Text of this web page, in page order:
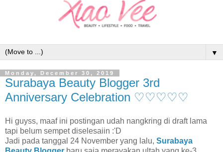
▼
Monday, December 30, 2019
Surabaya Beauty Blogger 3rd
Anniversary Celebration ♡♡♡♡♡
Hi guyss, maaf ini postingan udah nangkring di draft lama
tapi belum sempet diselesaiin :'D
Jadi pada tanggal 24 November yang lalu, Surabaya